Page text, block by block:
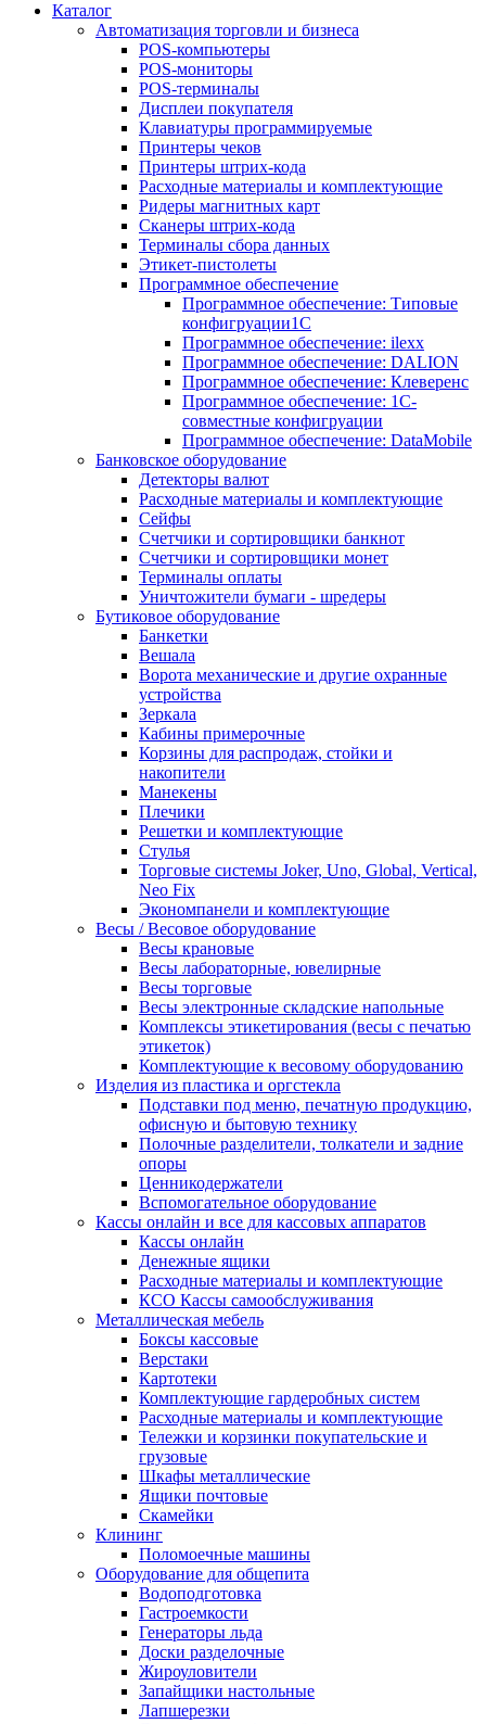
Каталог
Автоматизация торговли и бизнеса
POS-компьютеры
POS-мониторы
POS-терминалы
Дисплеи покупателя
Клавиатуры программируемые
Принтеры чеков
Принтеры штрих-кода
Расходные материалы и комплектующие
Ридеры магнитных карт
Сканеры штрих-кода
Терминалы сбора данных
Этикет-пистолеты
Программное обеспечение
Программное обеспечение: Типовые
конфигруации1С
Программное обеспечение: ilexx
Программное обеспечение: DALION
Программное обеспечение: Клеверенс
Программное обеспечение: 1С-
совместные конфигруации
Программное обеспечение: DataMobile
Банковское оборудование
Детекторы валют
Расходные материалы и комплектующие
Сейфы
Счетчики и сортировщики банкнот
Счетчики и сортировщики монет
Терминалы оплаты
Уничтожители бумаги - шредеры
Бутиковое оборудование
Банкетки
Вешала
Ворота механические и другие охранные
устройства
Зеркала
Кабины примерочные
Корзины для распродаж, стойки и
накопители
Манекены
Плечики
Решетки и комплектующие
Стулья
Торговые системы Joker, Uno, Global, Vertical,
Neo Fix
Экономпанели и комплектующие
Весы / Весовое оборудование
Весы крановые
Весы лабораторные, ювелирные
Весы торговые
Весы электронные складские напольные
Комплексы этикетирования (весы с печатью
этикеток)
Комплектующие к весовому оборудованию
Изделия из пластика и оргстекла
Подставки под меню, печатную продукцию,
офисную и бытовую технику
Полочные разделители, толкатели и задние
опоры
Ценникодержатели
Вспомогательное оборудование
Кассы онлайн и все для кассовых аппаратов
Кассы онлайн
Денежные ящики
Расходные материалы и комплектующие
КСО Кассы самообслуживания
Металлическая мебель
Боксы кассовые
Верстаки
Картотеки
Комплектующие гардеробных систем
Расходные материалы и комплектующие
Тележки и корзинки покупательские и
грузовые
Шкафы металлические
Ящики почтовые
Скамейки
Клининг
Поломоечные машины
Оборудование для общепита
Водоподготовка
Гастроемкости
Генераторы льда
Доски разделочные
Жироуловители
Запайщики настольные
Лапшерезки